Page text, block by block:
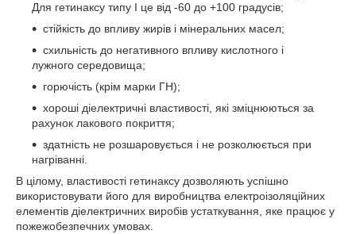
Для гетинаксу типу І це від -60 до +100 градусів;
стійкість до впливу жирів і мінеральних масел;
схильність до негативного впливу кислотного і
лужного середовища;
горючість (крім марки ГН);
хороші діелектричні властивості, які зміцнюються за
рахунок лакового покриття;
здатність не розшаровується і не розколюється при
нагріванні.
В цілому, властивості гетинаксу дозволяють успішно
використовувати його для виробництва електроізоляційних
елементів діелектричних виробів устаткування, яке працює у
пожежобезпечних умовах.